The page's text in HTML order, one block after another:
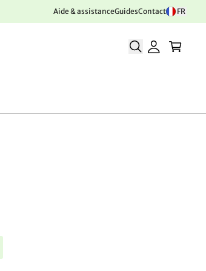
Aide & assistanceGuidesContact FR